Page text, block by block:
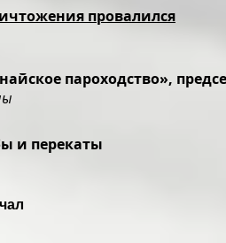
провалился
пароходство»,
и перекаты